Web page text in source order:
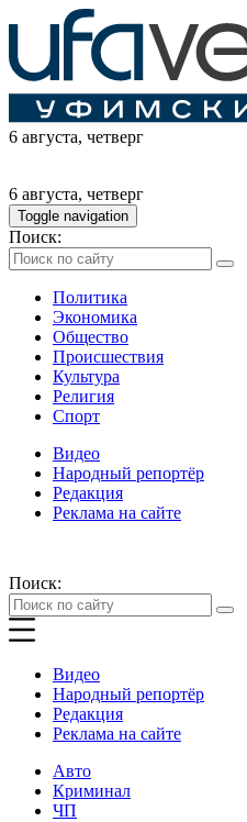
6 августа, четверг
6 августа, четверг
Toggle navigation
Поиск:
Политика
Экономика
Общество
Происшествия
Культура
Религия
Спорт
Видео
Народный репортёр
Редакция
Реклама на сайте
Поиск:
Видео
Народный репортёр
Редакция
Реклама на сайте
Авто
Криминал
ЧП